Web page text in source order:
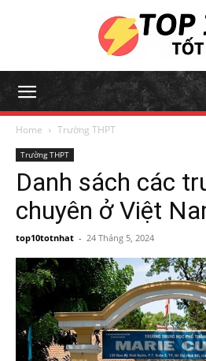
Home Trường THPT
Trường THPT
Danh sách các
chuyên ở Việt
top10totnhat - 24 Tháng 5, 2024